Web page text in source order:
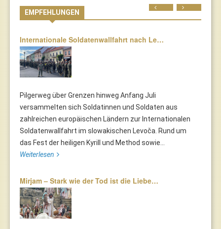
EMPFEHLUNGEN
Internationale Soldatenwallfahrt nach Le…
Pilgerweg über Grenzen hinweg Anfang Juli
versammelten sich Soldatinnen und Soldaten aus
zahlreichen europäischen Ländern zur Internationalen
Soldatenwallfahrt im slowakischen Levoča. Rund um
das Fest der heiligen Kyrill und Method sowie...
Weiterlesen
Mirjam – Stark wie der Tod ist die Liebe…